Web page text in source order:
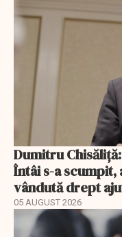
Dumitru
Întâi s-a
vândută drept
05 AUGUST 2026